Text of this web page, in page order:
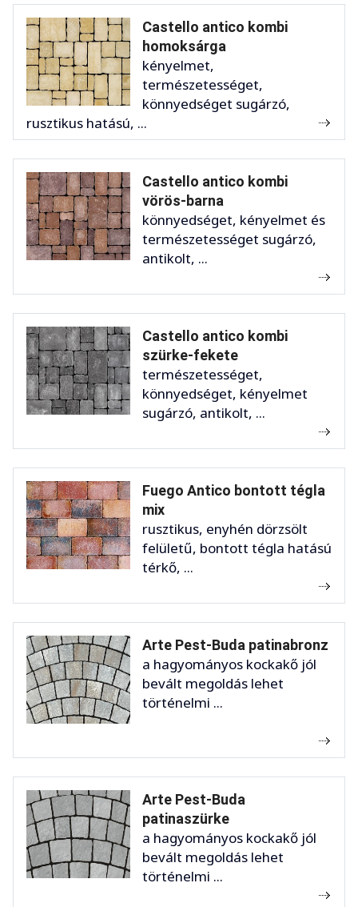
Castello antico kombi
homoksárga
kényelmet,
természetességet,
könnyedséget sugárzó,
rusztikus hatású, ...
Castello antico kombi
vörös-barna
könnyedséget, kényelmet és
természetességet sugárzó,
antikolt, ...
Castello antico kombi
szürke-fekete
természetességet,
könnyedséget, kényelmet
sugárzó, antikolt, ...
Fuego Antico bontott tégla
mix
rusztikus, enyhén dörzsölt
felületű, bontott tégla hatású
térkő, ...
Arte Pest-Buda patinabronz
a hagyományos kockakő jól
bevált megoldás lehet
történelmi ...
Arte Pest-Buda
patinaszürke
a hagyományos kockakő jól
bevált megoldás lehet
történelmi ...